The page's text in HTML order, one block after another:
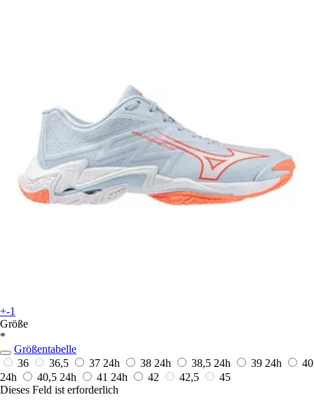
+-1
Größe
*
Größentabelle
36
36,5 37 24h 38 24h 38,5 24h 39 24h
40
24h
40,5 24h 41 24h 42 42,5
45
Dieses Feld ist erforderlich